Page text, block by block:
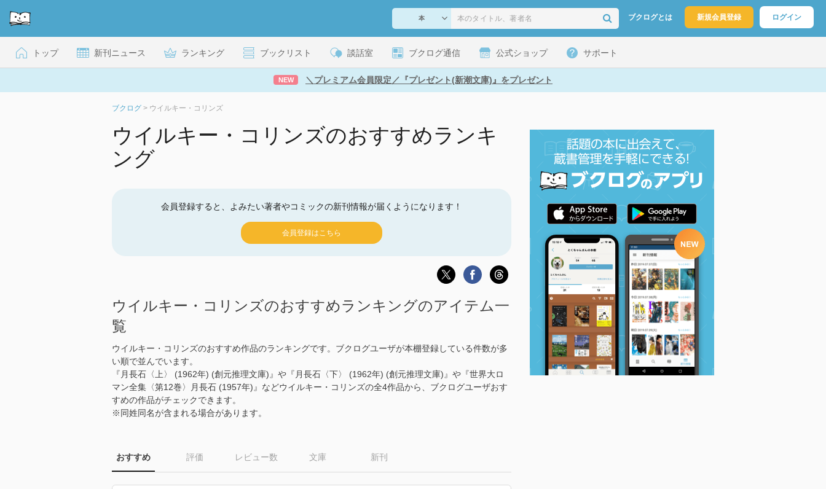
ブクログとは 新規会員登録 ログイン
トップ 新刊ニュース ランキング ブックリスト 談話室 ブクログ通信 公式ショップ サポート
NEW ＼プレミアム会員限定／『プレゼント(新潮文庫)』をプレゼント
ブクログ > ウイルキー・コリンズ
ウイルキー・コリンズのおすすめランキ
ング
会員登録すると、よみたい著者やコミックの新刊情報が届くようになります！
会員登録はこちら
ウイルキー・コリンズのおすすめランキングのアイテム一
覧
ウイルキー・コリンズのおすすめ作品のランキングです。ブクログユーザが本棚登録している件数が多
い順で並んでいます。
『月長石〈上〉 (1962年) (創元推理文庫)』や『月長石〈下〉 (1962年) (創元推理文庫)』や『世界大ロ
マン全集〈第12巻〉月長石 (1957年)』などウイルキー・コリンズの全4作品から、ブクログユーザおす
すめの作品がチェックできます。
※同姓同名が含まれる場合があります。
おすすめ 評価 レビュー数 文庫 新刊